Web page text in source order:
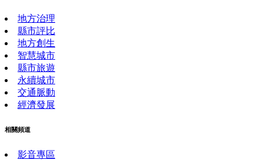
地方治理
縣市評比
地方創生
智慧城市
縣市旅遊
永續城市
交通脈動
經濟發展
相關頻道
影音專區